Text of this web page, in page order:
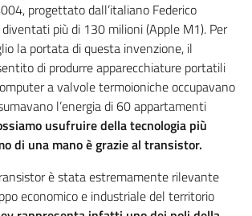
progettato dall’italiano Federico
diventati più di 130 milioni (Apple M1). Per
la portata di questa invenzione, il
di produrre apparecchiature portatili
a valvole termoioniche occupavano
l’energia di 60 appartamenti
usufruire della tecnologia più
di una mano è grazie al transistor.
è stata estremamente rilevante
economico e industriale del territorio